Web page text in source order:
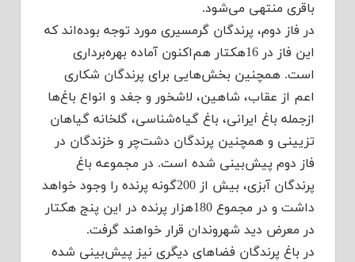
باقری منتهی می‌شود.
در فاز دوم، پرندگان گرمسیری مورد توجه بوده‌اند که
این فاز در 16هکتار هم‌اکنون آماده بهره‌برداری
است. همچنین بخش‌هایی برای پرندگان شکاری
اعم از عقاب، شاهین، لاشخور و جغد و انواع باغ‌ها
ازجمله باغ ایرانی، باغ گیاه‌شناسی، گلخانه گیاهان
تزیینی و همچنین پرندگان دشت‌چر و خزندگان در
فاز دوم پیش‌بینی شده است. در مجموعه باغ
پرندگان آبزی، بیش از 200گونه پرنده را وجود خواهد
داشت و در مجموع 180هزار پرنده در این پنج هکتار
در معرض دید شهروندان قرار خواهند گرفت.
در باغ پرندگان فضاهای دیگری نیز پیش‌بینی شده